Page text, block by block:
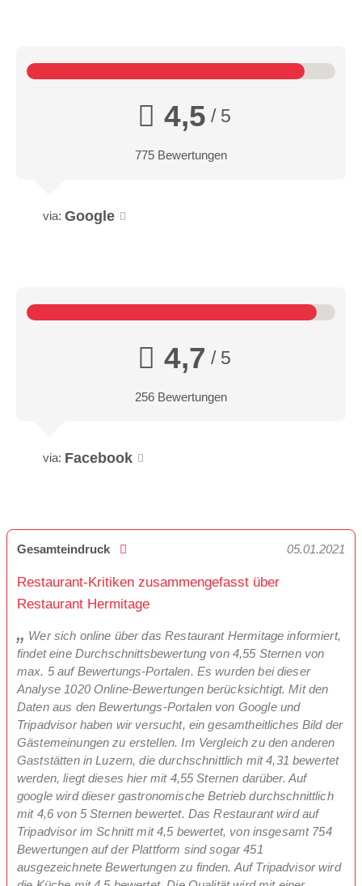
4,5 / 5
775 Bewertungen
via: Google
4,7 / 5
256 Bewertungen
via: Facebook
Gesamteindruck 05.01.2021
Restaurant-Kritiken zusammengefasst über
Restaurant Hermitage
Wer sich online über das Restaurant Hermitage informiert,
findet eine Durchschnittsbewertung von 4,55 Sternen von
max. 5 auf Bewertungs-Portalen. Es wurden bei dieser
Analyse 1020 Online-Bewertungen berücksichtigt. Mit den
Daten aus den Bewertungs-Portalen von Google und
Tripadvisor haben wir versucht, ein gesamtheitliches Bild der
Gästemeinungen zu erstellen. Im Vergleich zu den anderen
Gaststätten in Luzern, die durchschnittlich mit 4,31 bewertet
werden, liegt dieses hier mit 4,55 Sternen darüber. Auf
google wird dieser gastronomische Betrieb durchschnittlich
mit 4,6 von 5 Sternen bewertet. Das Restaurant wird auf
Tripadvisor im Schnitt mit 4,5 bewertet, von insgesamt 754
Bewertungen auf der Plattform sind sogar 451
ausgezeichnete Bewertungen zu finden. Auf Tripadvisor wird